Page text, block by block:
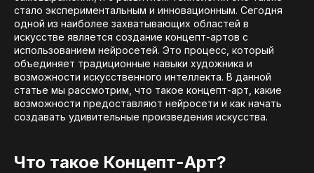
стало экспериментальным и инновационным. Сегодня
одной из наиболее захватывающих областей в
искусстве является создание концепт-артов с
использованием нейросетей. Это процесс, который
объединяет традиционные навыки художника и
возможности искусственного интеллекта. В данной
статье мы рассмотрим, что такое концепт-арт, какие
возможности предоставляют нейросети и как начать
создавать удивительные произведения искусства.
Что такое Концепт-Арт?